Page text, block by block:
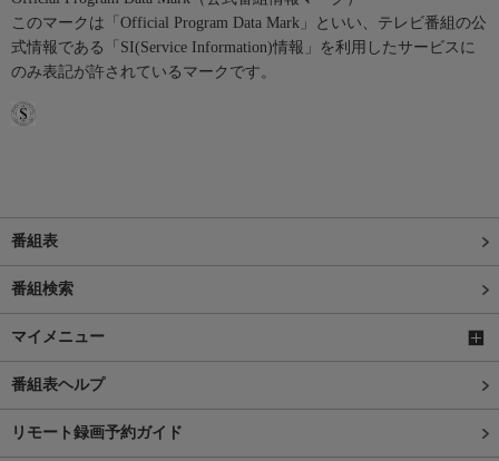
このマークは「Official Program Data Mark」といい、テレビ番組の公
式情報である「SI(Service Information)情報」を利用したサービスに
のみ表記が許されているマークです。
番組表
番組検索
マイメニュー
番組表ヘルプ
リモート録画予約ガイド